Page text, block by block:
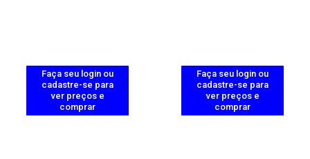
Faça seu login ou
cadastre-se para
ver preços e
comprar
Faça seu login ou
cadastre-se para
ver preços e
comprar